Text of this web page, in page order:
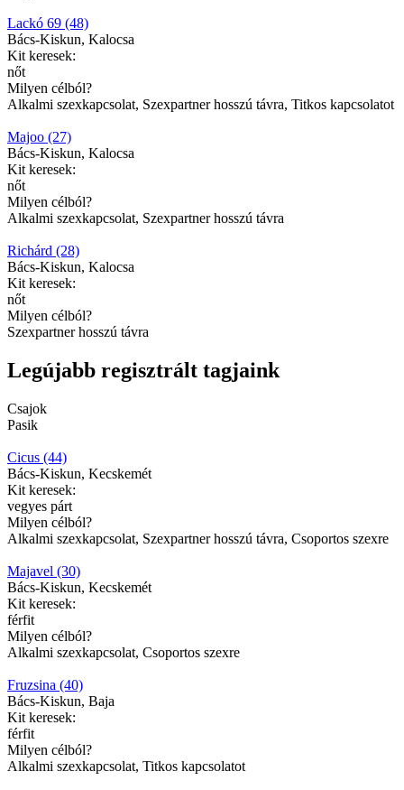
Lackó 69 (48)
Bács-Kiskun, Kalocsa
Kit keresek:
nőt
Milyen célból?
Alkalmi szexkapcsolat, Szexpartner hosszú távra, Titkos kapcsolatot
Majoo (27)
Bács-Kiskun, Kalocsa
Kit keresek:
nőt
Milyen célból?
Alkalmi szexkapcsolat, Szexpartner hosszú távra
Richárd (28)
Bács-Kiskun, Kalocsa
Kit keresek:
nőt
Milyen célból?
Szexpartner hosszú távra
Legújabb regisztrált tagjaink
Csajok
Pasik
Cicus (44)
Bács-Kiskun, Kecskemét
Kit keresek:
vegyes párt
Milyen célból?
Alkalmi szexkapcsolat, Szexpartner hosszú távra, Csoportos szexre
Majavel (30)
Bács-Kiskun, Kecskemét
Kit keresek:
férfit
Milyen célból?
Alkalmi szexkapcsolat, Csoportos szexre
Fruzsina (40)
Bács-Kiskun, Baja
Kit keresek:
férfit
Milyen célból?
Alkalmi szexkapcsolat, Titkos kapcsolatot